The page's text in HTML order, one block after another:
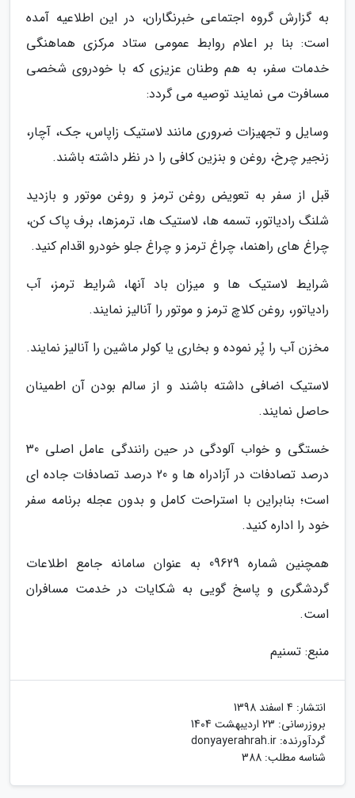
به گزارش گروه اجتماعی خبرنگاران، در این اطلاعیه آمده
است: بنا بر اعلام روابط عمومی ستاد مرکزی هماهنگی
خدمات سفر، به هم وطنان عزیزی که با خودروی شخصی
مسافرت می نمایند توصیه می گردد:
وسایل و تجهیزات ضروری مانند لاستیک زاپاس، جک، آچار،
زنجیر چرخ، روغن و بنزین کافی را در نظر داشته باشند.
قبل از سفر به تعویض روغن ترمز و روغن موتور و بازدید
شلنگ رادیاتور، تسمه ها، لاستیک ها، ترمزها، برف پاک کن،
چراغ های راهنما، چراغ ترمز و چراغ جلو خودرو اقدام کنید.
شرایط لاستیک ها و میزان باد آنها، شرایط ترمز، آب
رادیاتور، روغن کلاچ ترمز و موتور را آنالیز نمایند.
مخزن آب را پُر نموده و بخاری یا کولر ماشین را آنالیز نمایند.
لاستیک اضافی داشته باشند و از سالم بودن آن اطمینان
حاصل نمایند.
خستگی و خواب آلودگی در حین رانندگی عامل اصلی 30
درصد تصادفات در آزادراه ها و 20 درصد تصادفات جاده ای
است؛ بنابراین با استراحت کامل و بدون عجله برنامه سفر
خود را اداره کنید.
همچنین شماره 09629 به عنوان سامانه جامع اطلاعات
گردشگری و پاسخ گویی به شکایات در خدمت مسافران
است.
منبع: تسنیم
انتشار: 4 اسفند 1398
بروزرسانی: 23 اردیبهشت 1404
گردآورنده: donyayerahrah.ir
شناسه مطلب: 388